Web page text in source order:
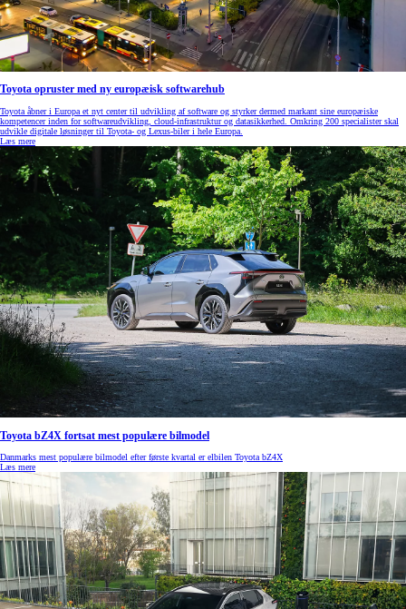
Toyota opruster med ny europæisk softwarehub
Toyota åbner i Europa et nyt center til udvikling af software og styrker dermed markant sine europæiske
kompetencer inden for softwareudvikling, cloud‑infrastruktur og datasikkerhed. Omkring 200 specialister skal
udvikle digitale løsninger til Toyota- og Lexus‑biler i hele Europa.
Læs mere
Toyota bZ4X fortsat mest populære bilmodel
Danmarks mest populære bilmodel efter første kvartal er elbilen Toyota bZ4X
Læs mere